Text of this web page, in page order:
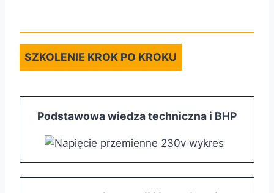
SZKOLENIE KROK PO KROKU
Podstawowa wiedza techniczna i BHP